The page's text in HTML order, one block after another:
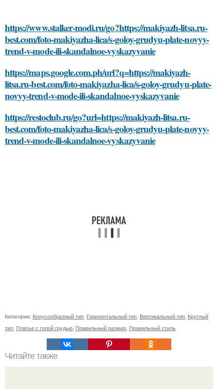
https://www.stalker-modi.ru/go?https://makiyazh-litsa.ru-
best.com/foto-makiyazha-lica/s-goloy-grudyu-plate-novyy-
trend-v-mode-ili-skandalnoe-vyskazyvanie
https://maps.google.com.ph/url?q=https://makiyazh-
litsa.ru-best.com/foto-makiyazha-lica/s-goloy-grudyu-plate-
novyy-trend-v-mode-ili-skandalnoe-vyskazyvanie
https://restoclub.ru/go?url=https://makiyazh-litsa.ru-
best.com/foto-makiyazha-lica/s-goloy-grudyu-plate-novyy-
trend-v-mode-ili-skandalnoe-vyskazyvanie
Категории: Конусообразный тип Горизонтальный тип Вертикальный тип Круглый
тип Платье с голой грудью Правильный размер Правильный стиль
Читайте также